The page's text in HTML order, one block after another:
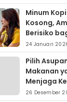
Minum
Kosong,
Berisiko
Ini
24 Januari
Pilih
Makanan
Menjaga
26 Desember